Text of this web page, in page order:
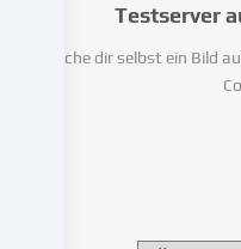
Testserver
Mache dir selbst ein Bild
Inhalte